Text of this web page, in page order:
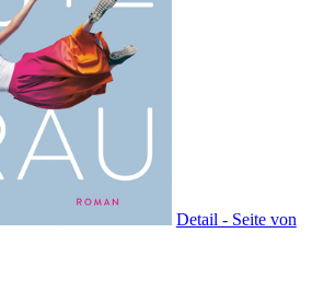
Detail - Seite von